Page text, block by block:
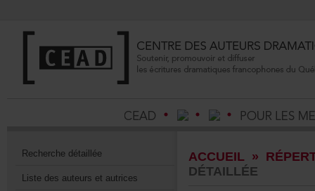
Recherchedétaillée
Listedesauteursetautrices
ACCUEIL»
DÉTAILLÉE